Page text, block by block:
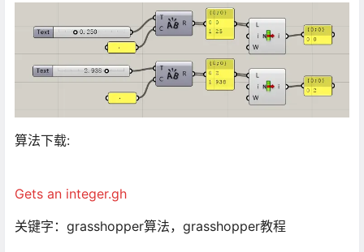
算法下载:
Gets an integer.gh
关键字：grasshopper算法，grasshopper教程